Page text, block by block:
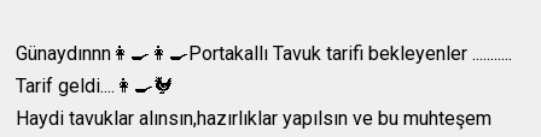
Günaydınnn👩‍🍳👩‍🍳Portakallı Tavuk tarifi bekleyenler ...........
Tarif geldi....👩‍🍳🐓
Haydi tavuklar alınsın,hazırlıklar yapılsın ve bu muhteşem